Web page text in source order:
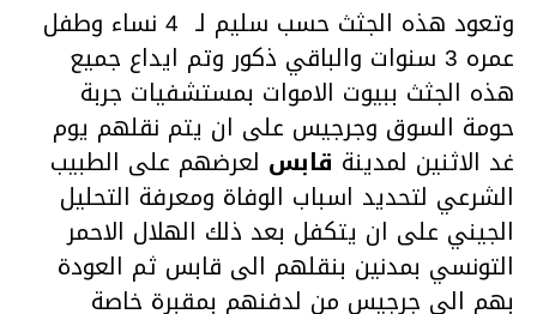
وتعود هذه الجثث حسب سليم لـ 4 نساء وطفل
عمره 3 سنوات والباقي ذكور وتم ايداع جميع
هذه الجثث ببيوت الاموات بمستشفيات جربة
حومة السوق وجرجيس على ان يتم نقلهم يوم
غد الاثنين لمدينة قابس لعرضهم على الطبيب
الشرعي لتحديد اسباب الوفاة ومعرفة التحليل
الجيني على ان يتكفل بعد ذلك الهلال الاحمر
التونسي بمدنين بنقلهم الى قابس ثم العودة
بهم الى جرجيس من لدفنهم بمقبرة خاصة